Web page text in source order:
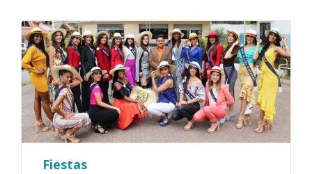
Fiestas